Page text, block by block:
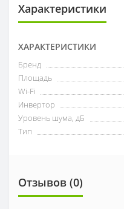
Характеристики
ХАРАКТЕРИСТИКИ
Бренд
Площадь
Wi-Fi
Инвертор
Уровень шума, дБ
Тип
Отзывов (0)